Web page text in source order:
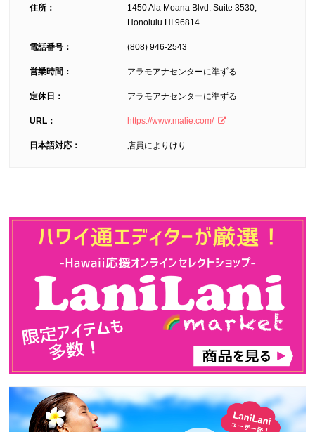
住所：
1450 Ala Moana Blvd. Suite 3530,
Honolulu HI 96814
電話番号： (808) 946-2543
営業時間： アラモアナセンターに準ずる
定休日： アラモアナセンターに準ずる
URL： https://www.malie.com/
日本語対応： 店員によりけり